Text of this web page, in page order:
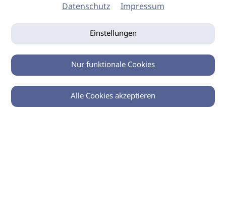
0
Datenschutz Impressum
Einstellungen
Nur funktionale Cookies
Alle Cookies akzeptieren